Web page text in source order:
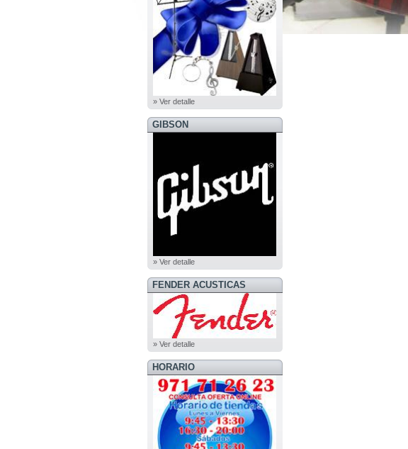
» Ver detalle
GIBSON
» Ver detalle
FENDER ACUSTICAS
» Ver detalle
HORARIO